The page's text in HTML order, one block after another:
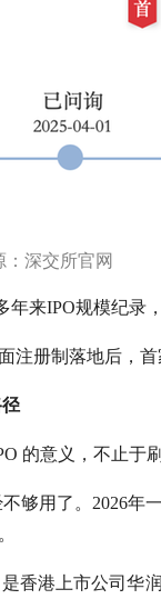
深交所官网
来IPO规模纪录
注册制落地后，
的意义，不止于
够用了。2026年
香港上市公司华